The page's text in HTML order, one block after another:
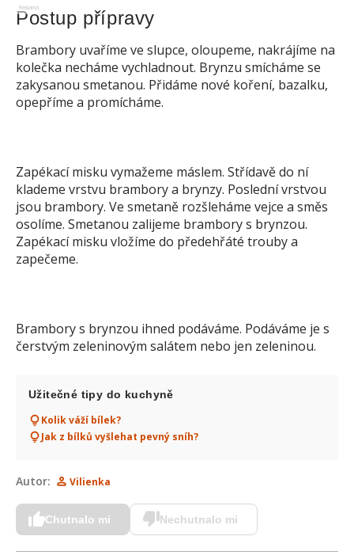
Reklama
Postup přípravy
Brambory uvaříme ve slupce, oloupeme, nakrájíme na
kolečka necháme vychladnout. Brynzu smícháme se
zakysanou smetanou. Přidáme nové koření, bazalku,
opepříme a promícháme.
Zapékací misku vymažeme máslem. Střídavě do ní
klademe vrstvu brambory a brynzy. Poslední vrstvou
jsou brambory. Ve smetaně rozšleháme vejce a směs
osolíme. Smetanou zalijeme brambory s brynzou.
Zapékací misku vložíme do předehřáté trouby a
zapečeme.
Brambory s brynzou ihned podáváme. Podáváme je s
čerstvým zeleninovým salátem nebo jen zeleninou.
Užitečné tipy do kuchyně
Kolik váží bílek?
Jak z bílků vyšlehat pevný sníh?
Autor: Vilienka
Chutnalo mi Nechutnalo mi